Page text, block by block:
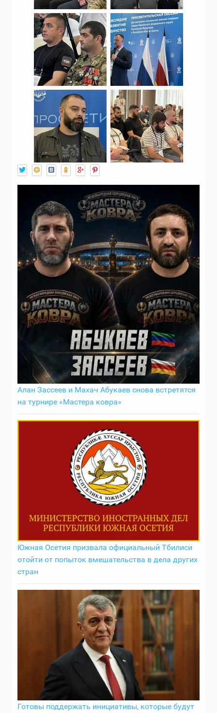
Алан Зассеев и Махач Абукаев снова встретятся
на турнире «Мастера ковра»
Южная Осетия призвала официальный Тбилиси
отойти от попыток вмешательства в дела других
стран
Готовы поддержать инициативы, которые будут